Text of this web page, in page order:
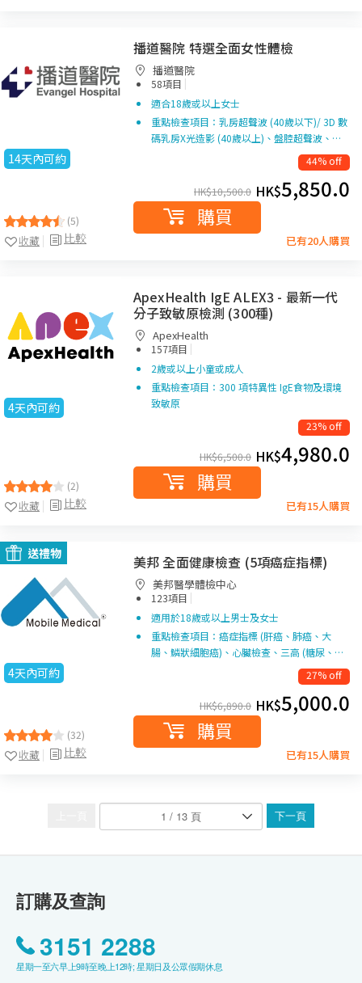
14天內可約
(5)
比較
收藏
播道醫院 特選全面女性體檢
播道醫院
58項目 |
適合18歲或以上女士
重點檢查項目：乳房超聲波 (40歲以下)/ 3D 數
碼乳房X光造影 (40歲以上)、盤腔超聲波、…
44% off
HK$10,500.0 HK$5,850.0
購買
已有20人購買
4天內可約
(2)
比較
收藏
ApexHealth IgE ALEX3 - 最新一代
分子致敏原檢測 (300種)
ApexHealth
157項目 |
2歲或以上小童或成人
重點檢查項目：300 項特異性 IgE食物及環境
致敏原
23% off
HK$6,500.0 HK$4,980.0
購買
已有15人購買
送禮物
4天內可約
(32)
比較
收藏
美邦 全面健康檢查 (5項癌症指標)
美邦醫學體檢中心
123項目 |
適用於18歲或以上男士及女士
重點檢查項目：癌症指標 (肝癌、肺癌、大
腸、鱗狀細胞癌)、心臟檢查、三高 (糖尿、…
27% off
HK$6,890.0 HK$5,000.0
購買
已有15人購買
下一頁
訂購及查詢
3151 2288
星期一至六早上9時至晚上12時; 星期日及公眾假期休息